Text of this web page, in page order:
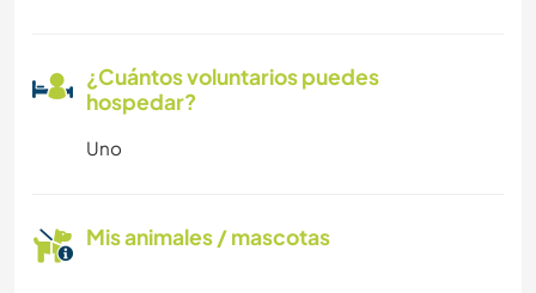
¿Cuántos voluntarios puedes
hospedar?
Uno
Mis animales / mascotas